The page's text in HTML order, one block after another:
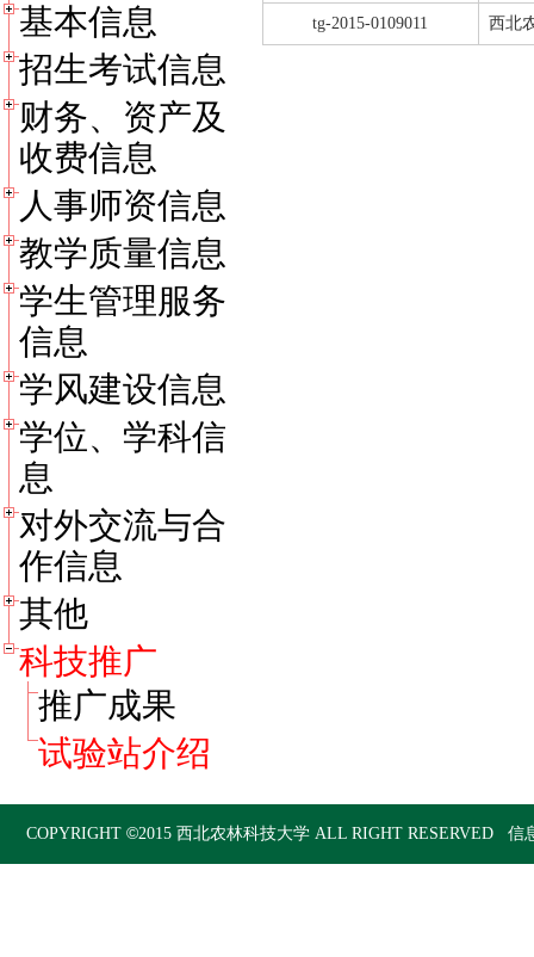
基本信息
招生考试信息
财务、资产及
收费信息
人事师资信息
教学质量信息
学生管理服务
信息
学风建设信息
学位、学科信
息
对外交流与合
作信息
其他
科技推广
推广成果
试验站介绍
tg-2015-0109011 西北
COPYRIGHT©2015西北农林科技大学 ALL RIGHT RESERVED 信